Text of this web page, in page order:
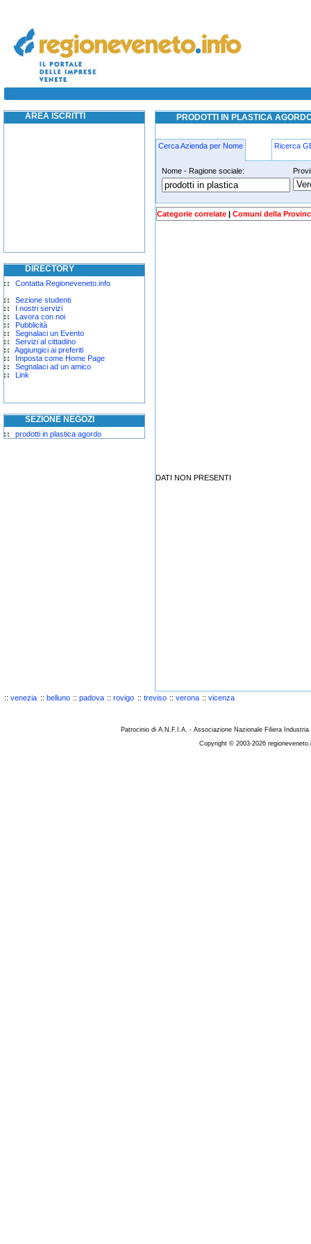
prodotti in plastica agordo
AREA ISCRITTI
DIRECTORY
Contatta Regioneveneto.info
Sezione studenti
I nostri servizi
Lavora con noi
Pubblicità
Segnalaci un Evento
Servizi al cittadino
Aggiungici ai preferiti
Imposta come Home Page
Segnalaci ad un amico
Link
SEZIONE NEGOZI
prodotti in plastica agordo
PRODOTTI IN PLASTICA
Cerca Azienda per Nome Ricerca
Nome - Ragione sociale:
prodotti-in-plastica agordo
Categorie correlate | Comuni della
DATI NON PRESENTI
:: venezia :: belluno :: padova :: rovigo :: treviso :: verona :: vicenza
Patrocinio di A.N.F.I.A. - Associazione Nazionale Filiera
Copyright © 2003-2026